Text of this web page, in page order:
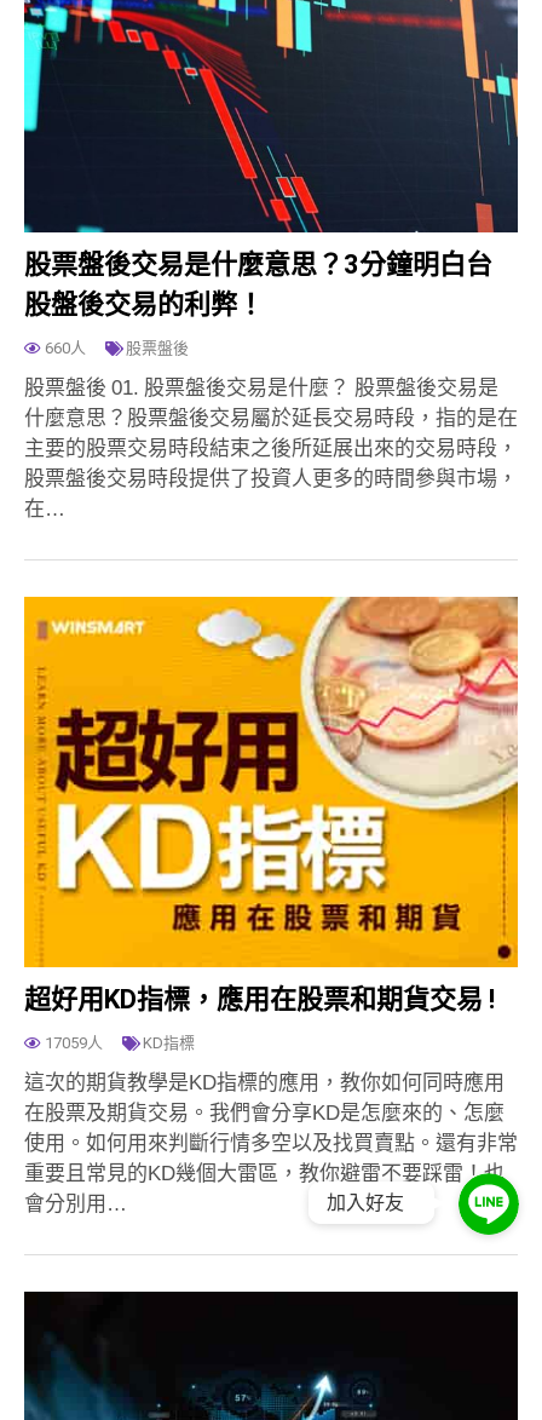
股票盤後交易是什麼意思？3分鐘明白台
股盤後交易的利弊！
660人 股票盤後
股票盤後 01. 股票盤後交易是什麼？ 股票盤後交易是
什麼意思？股票盤後交易屬於延長交易時段，指的是在
主要的股票交易時段結束之後所延展出來的交易時段，
股票盤後交易時段提供了投資人更多的時間參與市場，
在…
超好用KD指標，應用在股票和期貨交易 !
17059人 KD指標
這次的期貨教學是KD指標的應用，教你如何同時應用
在股票及期貨交易。我們會分享KD是怎麼來的、怎麼
使用。如何用來判斷行情多空以及找買賣點。還有非常
重要且常見的KD幾個大雷區，教你避雷不要踩雷！也
會分別用…
加入好友